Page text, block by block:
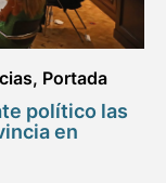
, Portada
político las
en